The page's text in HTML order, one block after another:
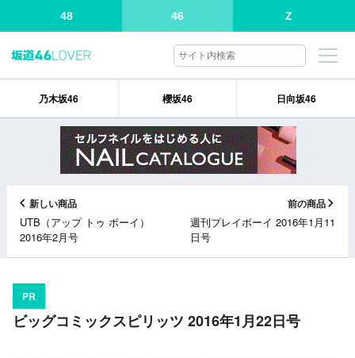
48 46 Z
乃木坂46 櫻坂46 日向坂46
新しい商品
UTB（アップ トゥ ボーイ）
2016年2月号
前の商品
週刊プレイボーイ 2016年1月11
日号
PR
ビッグコミックスピリッツ 2016年1月22日号